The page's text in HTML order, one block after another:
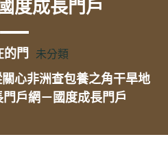
度成長門戶
的門 未分類
心非洲查包養之角干旱地
戶網－國度成長門戶